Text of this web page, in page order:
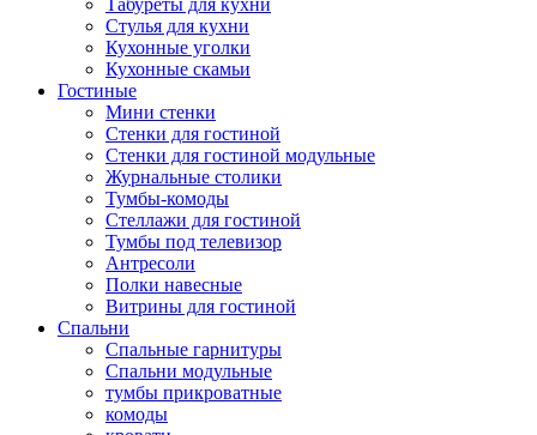
Стулья для кухни
Кухонные уголки
Кухонные скамьи
Гостиные
Мини стенки
Стенки для гостиной
Стенки для гостиной модульные
Журнальные столики
Тумбы-комоды
Стеллажи для гостиной
Тумбы под телевизор
Антресоли
Полки навесные
Витрины для гостиной
Спальни
Спальные гарнитуры
Спальни модульные
тумбы прикроватные
комоды